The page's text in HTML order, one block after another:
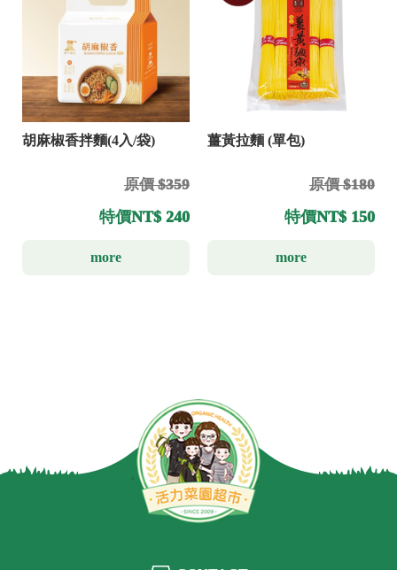
胡麻椒香拌麵(4入/袋)
原價 $359
特價NT$ 240
more
薑黃拉麵 (單包)
原價 $180
特價NT$ 150
more